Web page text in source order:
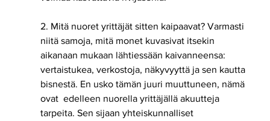
2. Mitä nuoret yrittäjät sitten kaipaavat? Varmasti
niitä samoja, mitä monet kuvasivat itsekin
aikanaan mukaan lähtiessään kaivanneensa:
vertaistukea, verkostoja, näkyvyyttä ja sen kautta
bisnestä. En usko tämän juuri muuttuneen, nämä
ovat  edelleen nuorella yrittäjällä akuutteja
tarpeita. Sen sijaan yhteiskunnalliset